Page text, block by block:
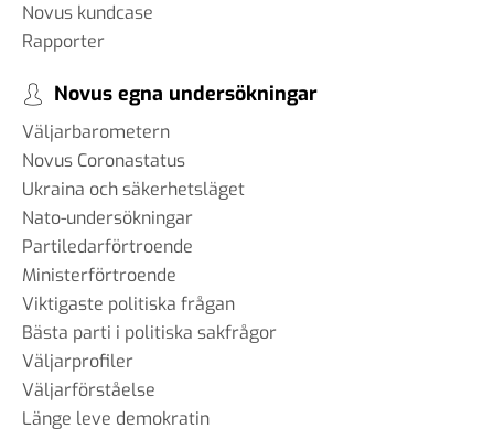
Novus kundcase
Rapporter
Novus egna undersökningar
Väljarbarometern
Novus Coronastatus
Ukraina och säkerhetsläget
Nato-undersökningar
Partiledarförtroende
Ministerförtroende
Viktigaste politiska frågan
Bästa parti i politiska sakfrågor
Väljarprofiler
Väljarförståelse
Länge leve demokratin